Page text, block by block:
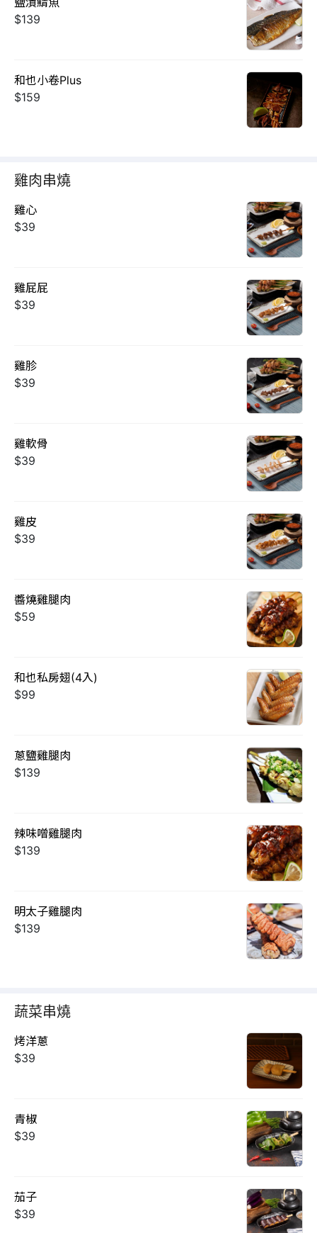
$139
和也小卷Plus
$159
雞肉串燒
雞心
$39
雞屁屁
$39
雞胗
$39
雞軟骨
$39
雞皮
$39
醬燒雞腿肉
$59
和也私房翅(4入)
$99
蔥鹽雞腿肉
$139
辣味噌雞腿肉
$139
明太子雞腿肉
$139
蔬菜串燒
烤洋蔥
$39
青椒
$39
茄子
$39